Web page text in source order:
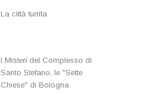
La città turrita
I Misteri del Complesso di
Santo Stefano, le "Sette
Chiese" di Bologna